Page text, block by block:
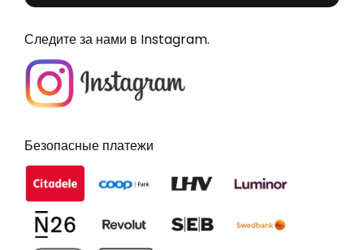
Следите за нами в Instagram.
Безопасные платежи